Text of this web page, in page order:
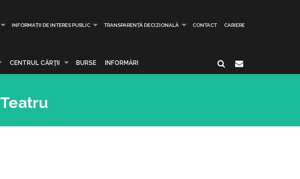
INFORMAȚII DE INTERES PUBLIC TRANSPARENȚĂ DECIZIONALĂ CONTACT CARIERE
CENTRUL CĂRŢII BURSE INFORMĂRI